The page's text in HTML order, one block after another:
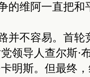
的维阿一直把
不容易。首轮
领导人查尔斯·
明斯。但最终